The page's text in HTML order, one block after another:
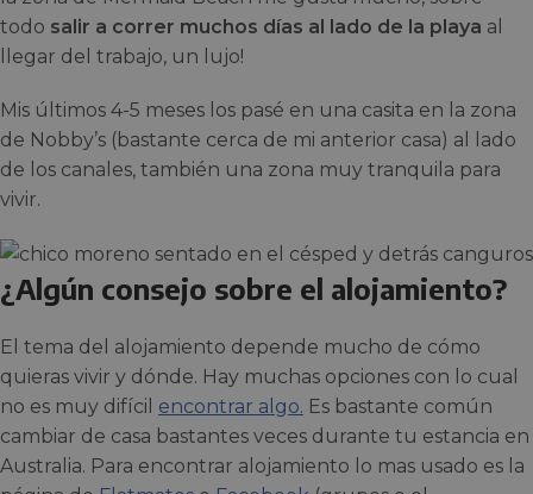
todo salir a correr muchos días al lado de la playa al
llegar del trabajo, un lujo!
Mis últimos 4-5 meses los pasé en una casita en la zona
de Nobby’s (bastante cerca de mi anterior casa) al lado
de los canales, también una zona muy tranquila para
vivir.
¿Algún consejo sobre el alojamiento?
El tema del alojamiento depende mucho de cómo
quieras vivir y dónde. Hay muchas opciones con lo cual
no es muy difícil encontrar algo. Es bastante común
cambiar de casa bastantes veces durante tu estancia en
Australia. Para encontrar alojamiento lo mas usado es la